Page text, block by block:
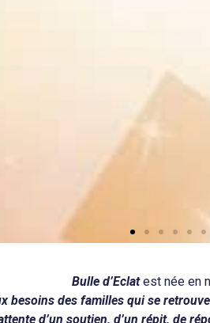
ou adulte) est sur
Bulle d’Eclatest née en
besoins des familles qui se
d’un soutien, d’un répit, de